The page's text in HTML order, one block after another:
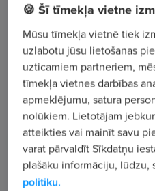
Nometņu
Apskatīt
Uzņēmuma
196
Skatījumu skaits
🍪 Šī tīmekļa vietne
Mūsu tīmekļa vietnē tiek
uzlabotu jūsu lietošanas
uzticamiem partneriem,
tīmekļa vietnes darbības
apmeklējumu, satura
nolūkiem. Lietotājam
atteikties vai mainīt savu
varat pārvaldīt Sīkdatņu
plašāku informāciju, lūdzu,
politiku.